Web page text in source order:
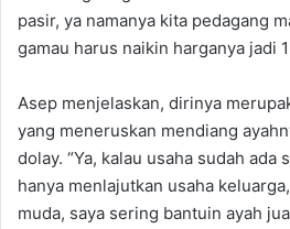
pasir, ya namanya kita pedagang
gamau harus naikin harganya jadi
Asep menjelaskan, dirinya
yang meneruskan mendiang
dolay. “Ya, kalau usaha sudah ada
hanya menlajutkan usaha
muda, saya sering bantuin ayah